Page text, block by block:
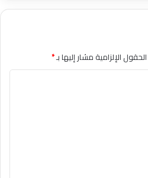
الحقول الإلزامية مشار إليها بـ*